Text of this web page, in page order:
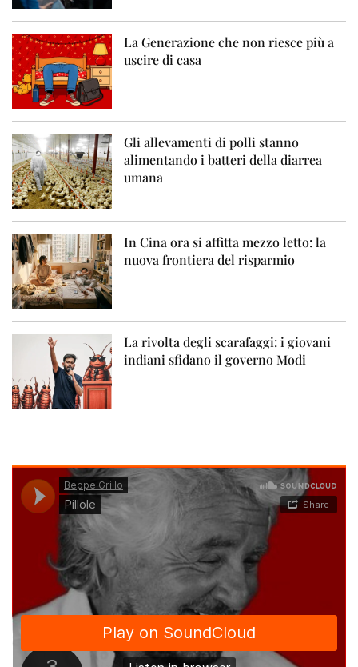
La Generazione che non riesce più a
uscire di casa
Gli allevamenti di polli stanno
alimentando i batteri della diarrea
umana
In Cina ora si affitta mezzo letto: la
nuova frontiera del risparmio
La rivolta degli scarafaggi: i giovani
indiani sfidano il governo Modi